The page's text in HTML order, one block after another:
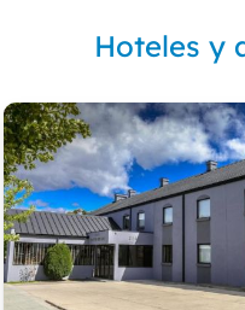
Hoteles y